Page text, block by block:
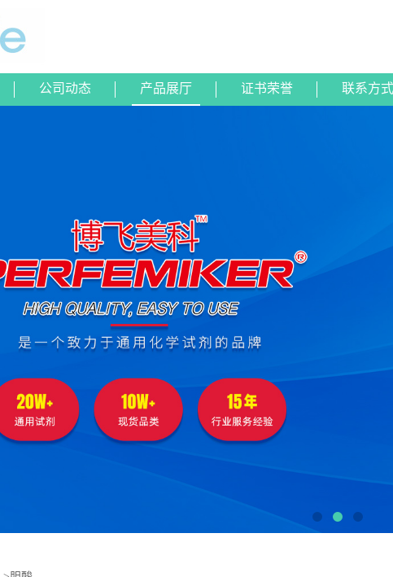
公司动态 产品展厅 证书荣誉 联系方式